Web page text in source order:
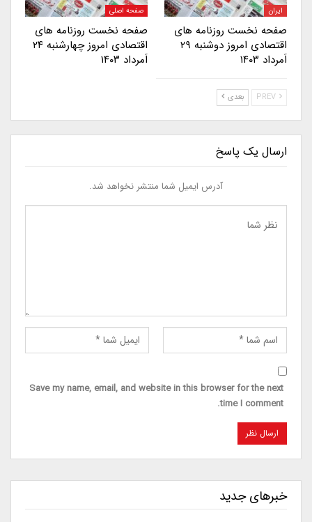
ایران
صفحه نخست روزنامه های
اقتصادی امروز دوشنبه ۲۹
اَمرداد ۱۴۰۳
صفحه اصلی
صفحه نخست روزنامه های
اقتصادی امروز چهارشنبه ۲۴
اَمرداد ۱۴۰۳
بعدی
ارسال یک پاسخ
آدرس ایمیل شما منتشر نخواهد شد.
Save my name, email, and website in this browser for the next
time I comment.
خبرهای جدید